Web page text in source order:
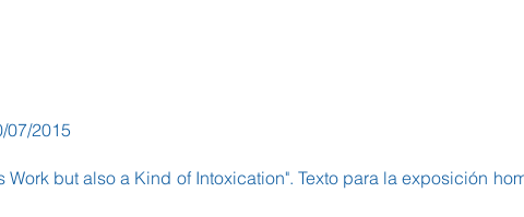
07/2015
Work but also a Kind of Intoxication". Texto para la exposición